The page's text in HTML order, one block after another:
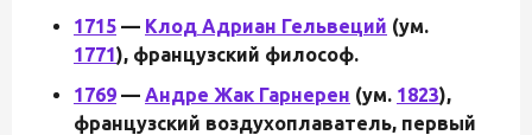
1715 — Клод Адриан Гельвеций (ум.
1771), французский философ.
1769 — Андре Жак Гарнерен (ум. 1823),
французский воздухоплаватель, первый